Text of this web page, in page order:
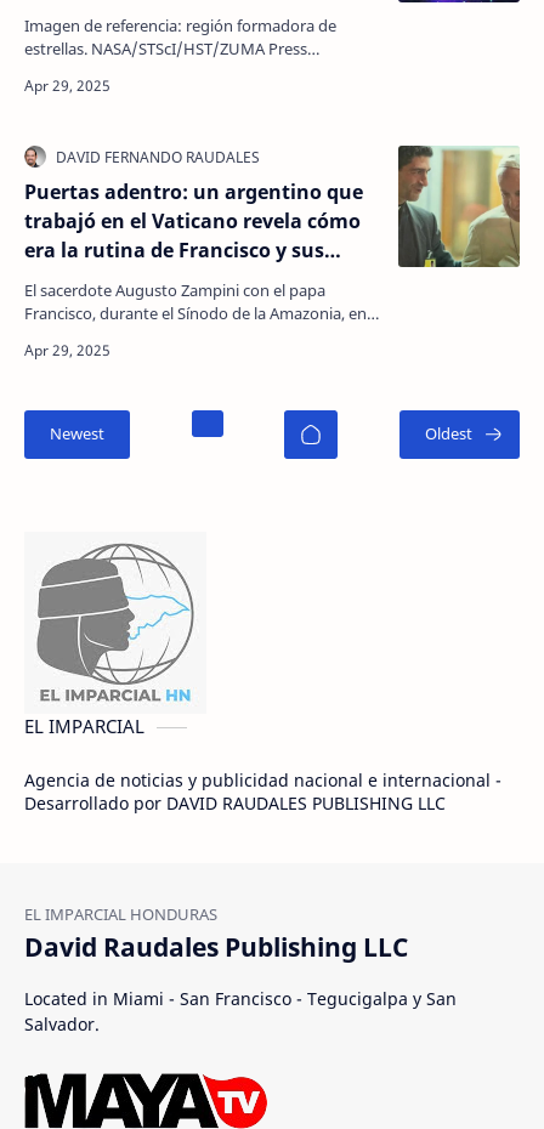
Imagen de referencia: región formadora de
estrellas. NASA/STScI/HST/ZUMA Press
científicos descubrió una nube…
Puertas adentro: un argentino que
trabajó en el Vaticano revela cómo
era la rutina de Francisco y sus
acciones silenciosas
El sacerdote Augusto Zampini con el papa
Francisco, durante el Sínodo de la Amazonia, en
en un balcón…
EL IMPARCIAL
Agencia de noticias y publicidad nacional e internacional -
Desarrollado por DAVID RAUDALES PUBLISHING LLC
David Raudales Publishing LLC
Located in Miami - San Francisco - Tegucigalpa y San
Salvador.